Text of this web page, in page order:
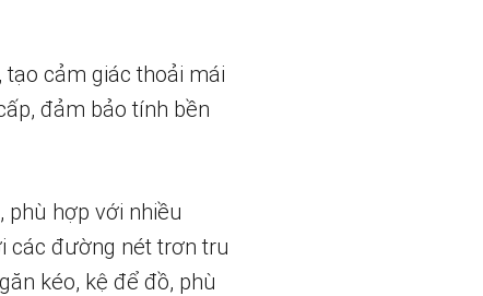
cảm giác thoải mái
đảm bảo tính bền
phù hợp với nhiều
các đường nét trơn tru
kéo, kệ để đồ, phù